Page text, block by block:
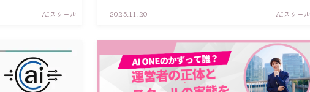
AIスクール 2025.11.20 AIスクール